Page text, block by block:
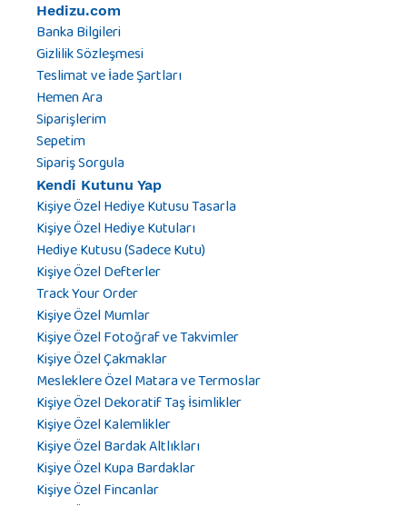
Hedizu.com
Banka Bilgileri
Gizlilik Sözleşmesi
Teslimat ve İade Şartları
Hemen Ara
Siparişlerim
Sepetim
Sipariş Sorgula
Kendi Kutunu Yap
Kişiye Özel Hediye Kutusu Tasarla
Kişiye Özel Hediye Kutuları
Hediye Kutusu (Sadece Kutu)
Kişiye Özel Defterler
Track Your Order
Kişiye Özel Mumlar
Kişiye Özel Fotoğraf ve Takvimler
Kişiye Özel Çakmaklar
Mesleklere Özel Matara ve Termoslar
Kişiye Özel Dekoratif Taş İsimlikler
Kişiye Özel Kalemlikler
Kişiye Özel Bardak Altlıkları
Kişiye Özel Kupa Bardaklar
Kişiye Özel Fincanlar